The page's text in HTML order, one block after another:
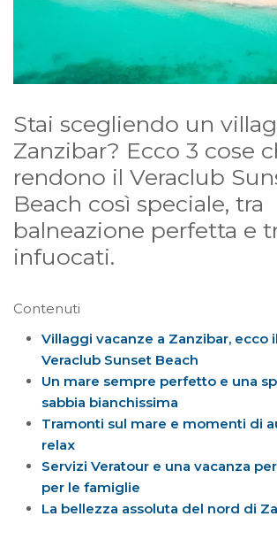
Stai scegliendo un
Zanzibar? Ecco 3 cose
rendono il Veraclub
Beach così speciale, tra
balneazione perfetta e
infuocati.
Contenuti
Villaggi vacanze a Zanzibar, ecco il
Veraclub Sunset Beach
Un mare sempre perfetto e una
sabbia bianchissima
Tramonti sul mare e momenti di
relax
Servizi Veratour e una vacanza
per le famiglie
La bellezza assoluta del nord di